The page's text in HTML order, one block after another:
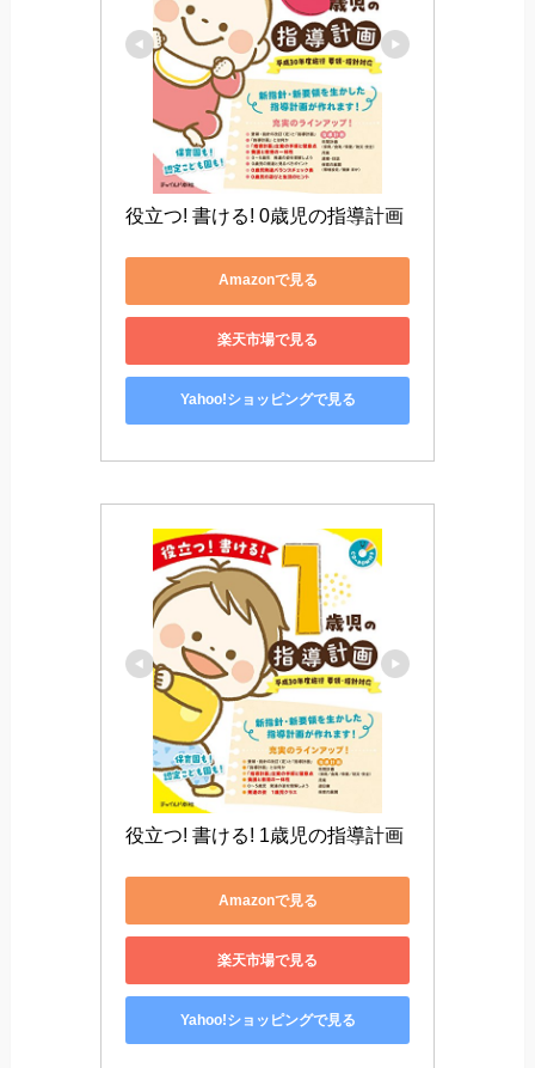
役立つ! 書ける! 0歳児の指導計画
Amazonで見る
楽天市場で見る
Yahoo!ショッピングで見る
役立つ! 書ける! 1歳児の指導計画
Amazonで見る
楽天市場で見る
Yahoo!ショッピングで見る